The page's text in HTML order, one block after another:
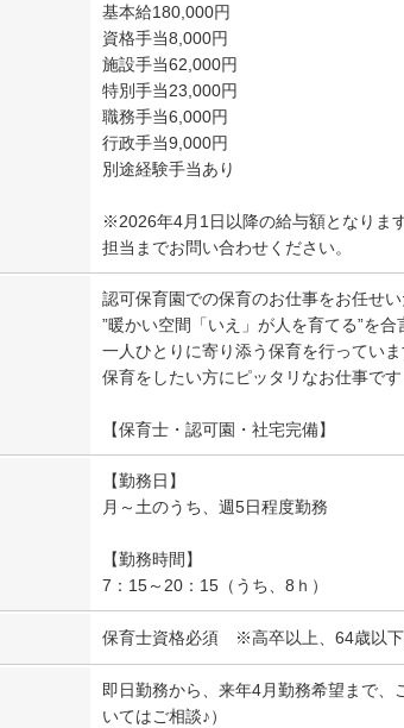
基本給180,000円
資格手当8,000円
施設手当62,000円
特別手当23,000円
職務手当6,000円
行政手当9,000円
別途経験手当あり
※2026年4月1日以降の給与額となりま
担当までお問い合わせください。
認可保育園での保育のお仕事をお任せい
”暖かい空間「いえ」が人を育てる”を
一人ひとりに寄り添う保育を行ってい
保育をしたい方にピッタリなお仕事です
【保育士・認可園・社宅完備】
【勤務日】
月～土のうち、週5日程度勤務
【勤務時間】
7：15～20：15（うち、8ｈ）
保育士資格必須 ※高卒以上、64歳以下
即日勤務から、来年4月勤務希望まで
いてはご相談♪）